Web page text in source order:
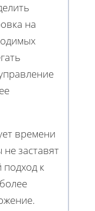
на
времени
заставят
подход к